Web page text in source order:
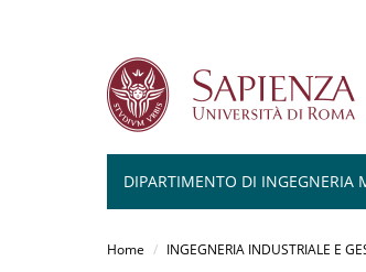
DIPARTIMENTO DI INGEGNERIA
Home INGEGNERIA INDUSTRIALE E